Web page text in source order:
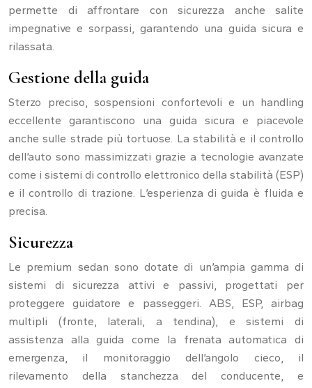
permette di affrontare con sicurezza anche salite
impegnative e sorpassi, garantendo una guida sicura e
rilassata.
Gestione della guida
Sterzo preciso, sospensioni confortevoli e un handling
eccellente garantiscono una guida sicura e piacevole
anche sulle strade più tortuose. La stabilità e il controllo
dell’auto sono massimizzati grazie a tecnologie avanzate
come i sistemi di controllo elettronico della stabilità (ESP)
e il controllo di trazione. L’esperienza di guida è fluida e
precisa.
Sicurezza
Le premium sedan sono dotate di un’ampia gamma di
sistemi di sicurezza attivi e passivi, progettati per
proteggere guidatore e passeggeri. ABS, ESP, airbag
multipli (fronte, laterali, a tendina), e sistemi di
assistenza alla guida come la frenata automatica di
emergenza, il monitoraggio dell’angolo cieco, il
rilevamento della stanchezza del conducente, e